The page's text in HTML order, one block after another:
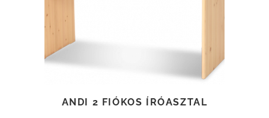
ANDI 2 FIÓKOS ÍRÓASZTAL